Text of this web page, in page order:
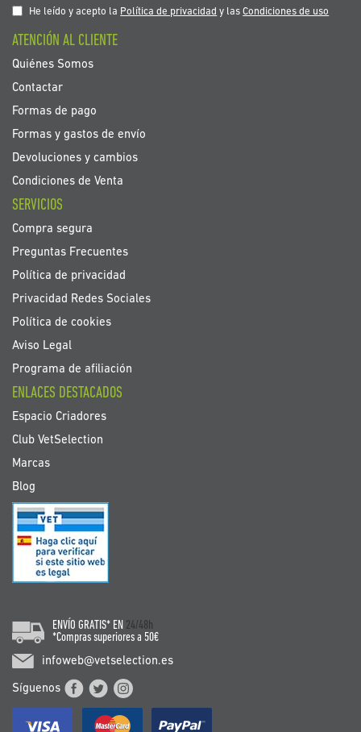
nuestro
de
noticias:
He leído y acepto la Política de privacidad y lasCondiciones de uso
ATENCIÓN AL CLIENTE
Quiénes Somos
Contactar
Formas de pago
Formas y gastos de envío
Devoluciones y cambios
Condiciones de Venta
SERVICIOS
Compra segura
Preguntas Frecuentes
Política de privacidad
Privacidad Redes Sociales
Política de cookies
Aviso Legal
Programa de afiliación
ENLACES DESTACADOS
Espacio Criadores
Club VetSelection
Marcas
Blog
ENVÍO GRATIS* EN 24/48h
*Compras superiores a 50€
infoweb@vetselection.es
Síguenos